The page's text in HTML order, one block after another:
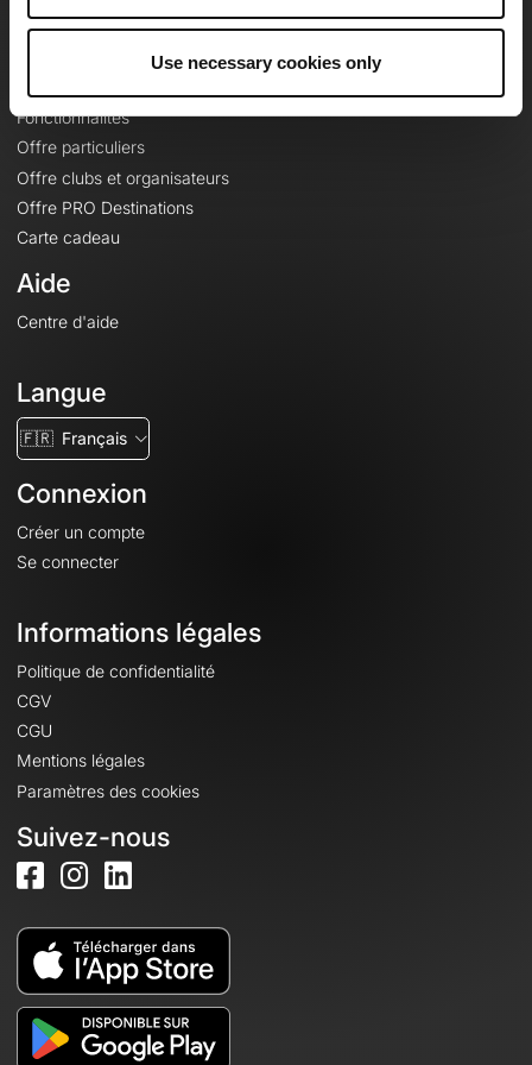
Use necessary cookies only
Fonctionnalités
Offre particuliers
Offre clubs et organisateurs
Offre PRO Destinations
Carte cadeau
Aide
Centre d'aide
Langue
🇫🇷 Français
Connexion
Créer un compte
Se connecter
Informations légales
Politique de confidentialité
CGV
CGU
Mentions légales
Paramètres des cookies
Suivez-nous